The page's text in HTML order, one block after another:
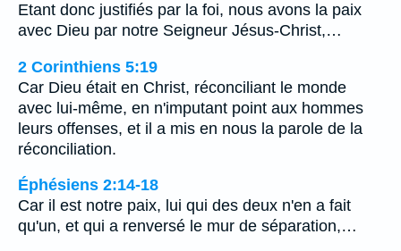
Etant donc justifiés par la foi, nous avons la paix
avec Dieu par notre Seigneur Jésus-Christ,…
2 Corinthiens 5:19
Car Dieu était en Christ, réconciliant le monde
avec lui-même, en n'imputant point aux hommes
leurs offenses, et il a mis en nous la parole de la
réconciliation.
Éphésiens 2:14-18
Car il est notre paix, lui qui des deux n'en a fait
qu'un, et qui a renversé le mur de séparation,…